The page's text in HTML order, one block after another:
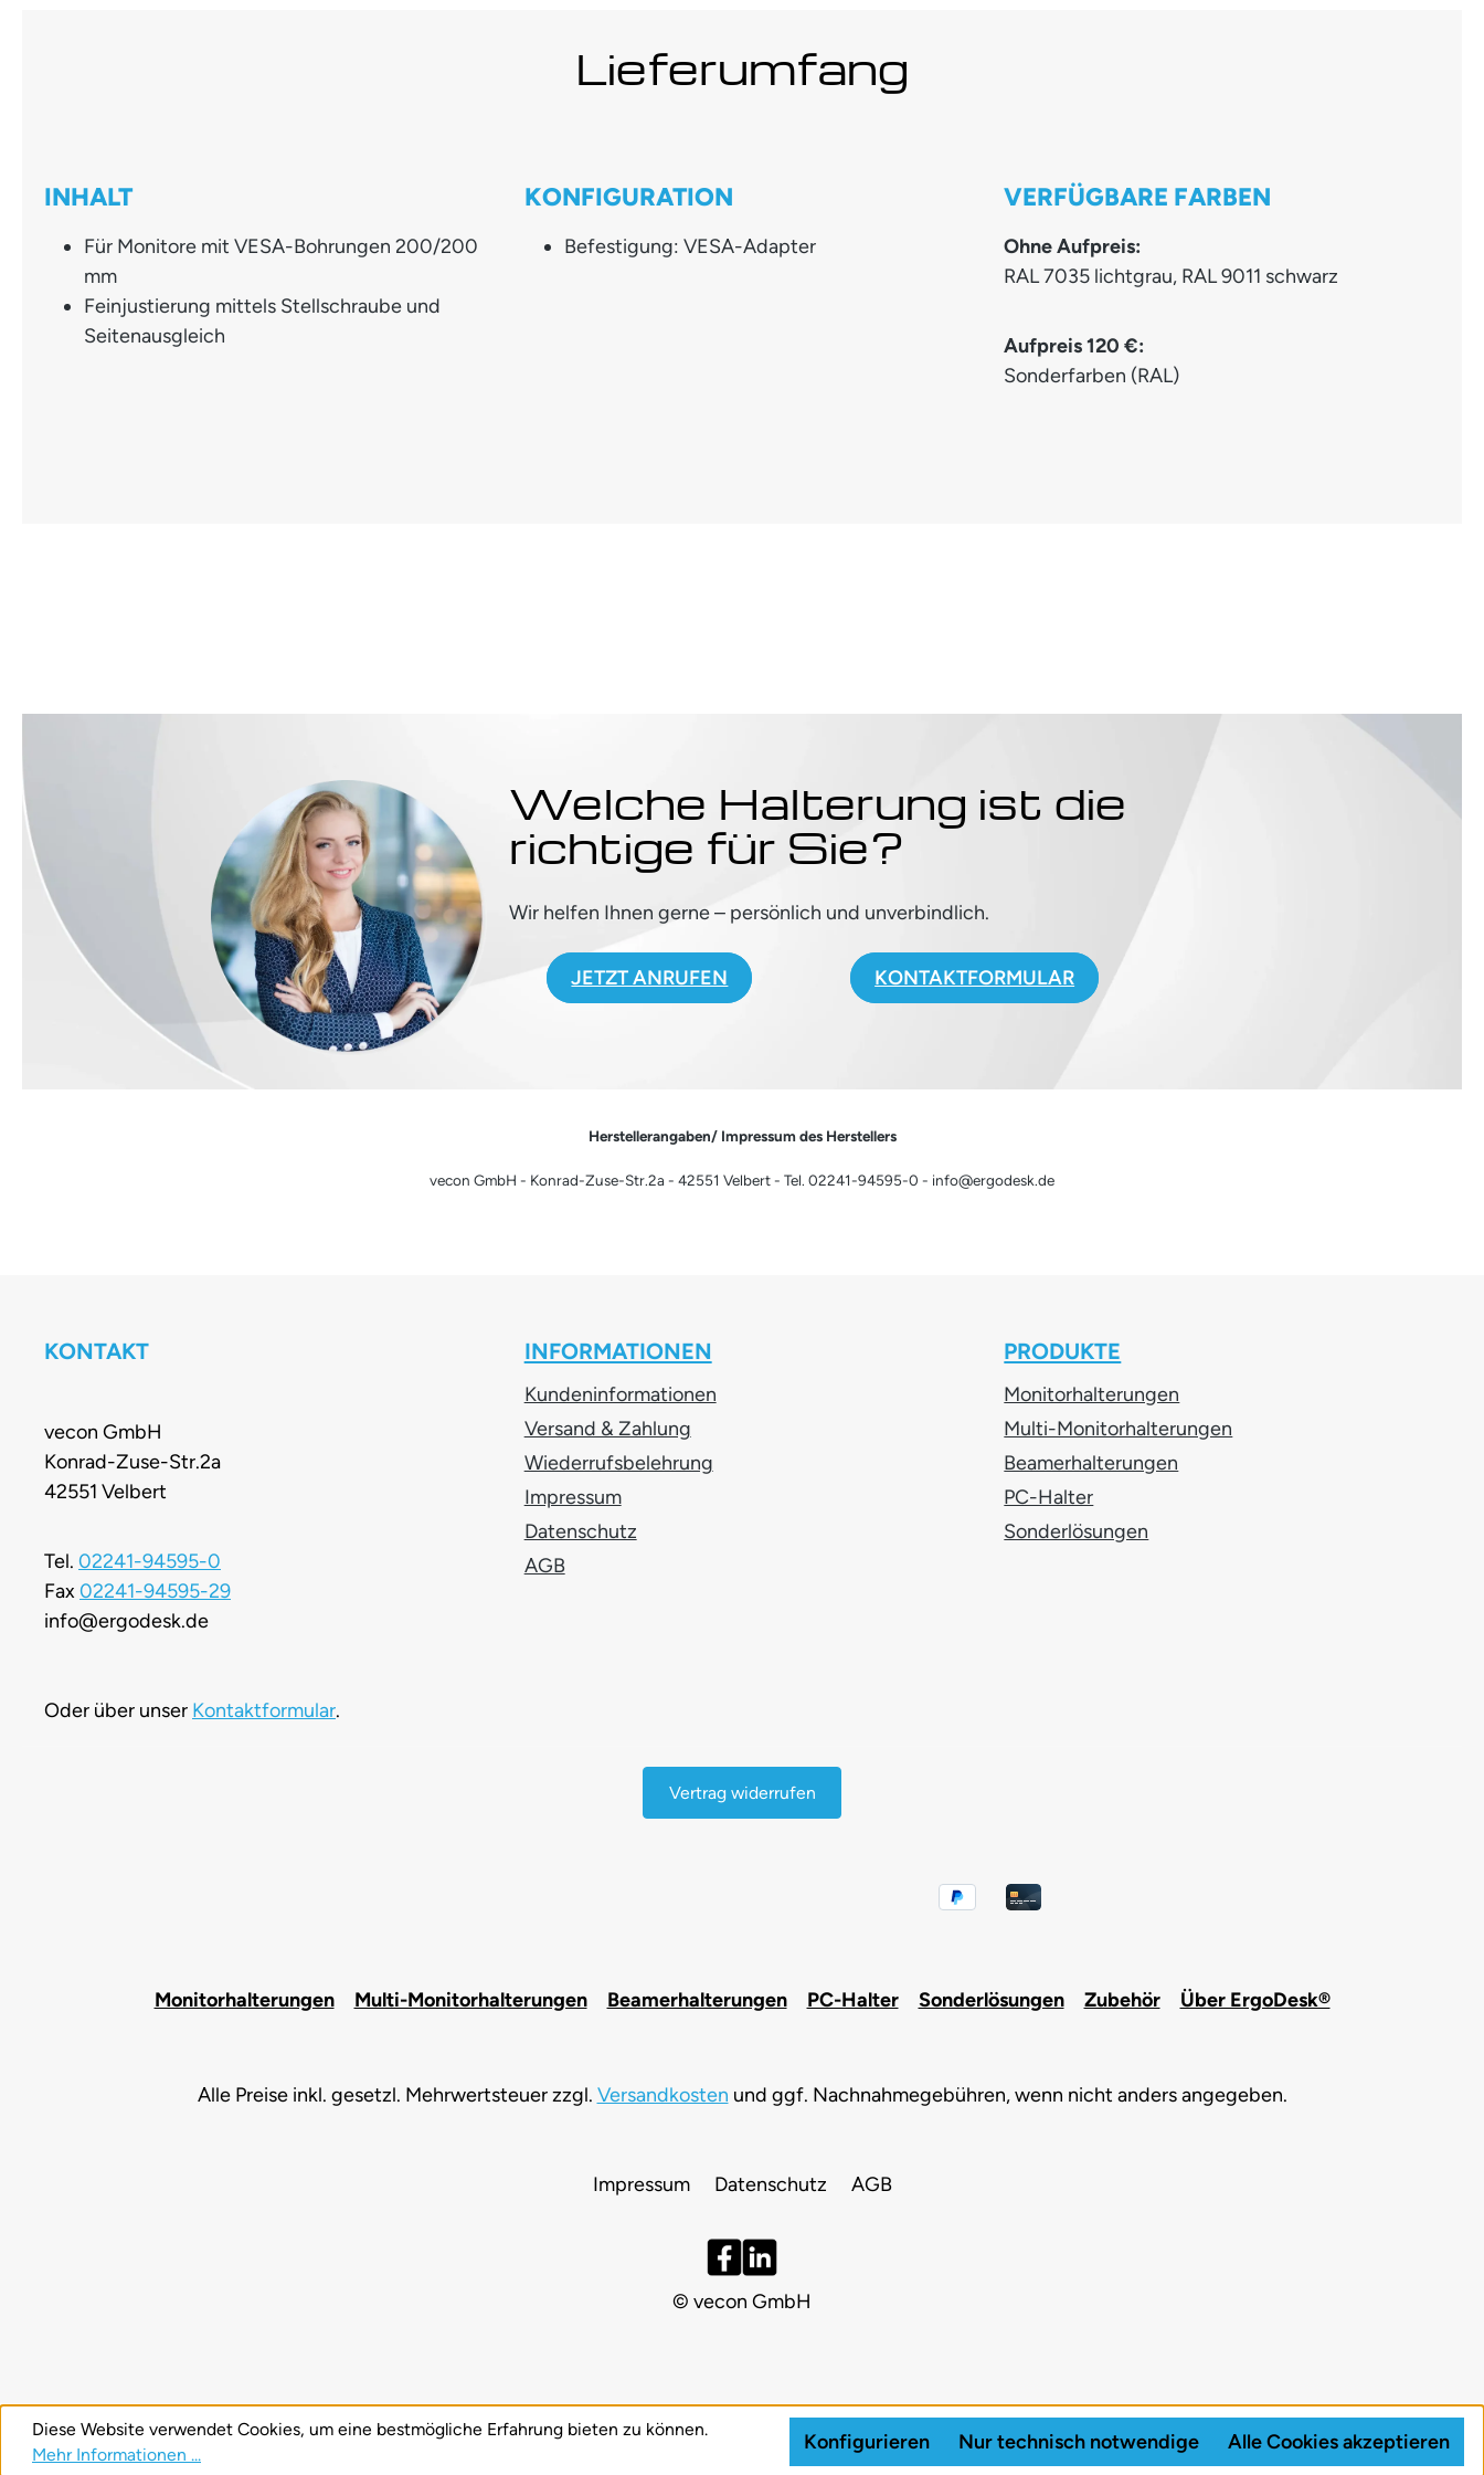
Lieferumfang
INHALT
Für Monitore mit VESA-Bohrungen 200/200
mm
Feinjustierung mittels Stellschraube und
Seitenausgleich
KONFIGURATION
Befestigung: VESA-Adapter
VERFÜGBARE FARBEN
Ohne Aufpreis:
RAL 7035 lichtgrau, RAL 9011 schwarz
Aufpreis 120 €:
Sonderfarben (RAL)
Welche Halterung ist die
richtige für Sie?
Wir helfen Ihnen gerne – persönlich und unverbindlich.
JETZT ANRUFEN KONTAKTFORMULAR
Herstellerangaben/ Impressum des Herstellers
vecon GmbH - Konrad-Zuse-Str.2a - 42551 Velbert - Tel. 02241-94595-0 - info@ergodesk.de
KONTAKT
vecon GmbH
Konrad-Zuse-Str.2a
42551 Velbert
Tel. 02241-94595-0
Fax02241-94595-29
info@ergodesk.de
Oder über unser Kontaktformular.
INFORMATIONEN
Kundeninformationen
Versand & Zahlung
Wiederrufsbelehrung
Impressum
Datenschutz
AGB
PRODUKTE
Monitorhalterungen
Multi-Monitorhalterungen
Beamerhalterungen
PC-Halter
Sonderlösungen
Vertrag widerrufen
Monitorhalterungen Multi-Monitorhalterungen Beamerhalterungen PC-Halter Sonderlösungen Zubehör Über ErgoDesk®
Alle Preise inkl. gesetzl. Mehrwertsteuer zzgl. Versandkosten und ggf. Nachnahmegebühren, wenn nicht anders angegeben.
Impressum Datenschutz AGB
© vecon GmbH
Diese Website verwendet Cookies, um eine bestmögliche Erfahrung bieten zu können.
Mehr Informationen ...
Nur technisch notwendige
Konfigurieren Alle Cookies akzeptieren